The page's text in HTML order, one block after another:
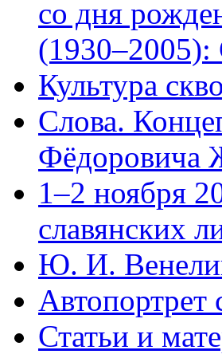
со дня
(1930–2005):
Культура
Слова.
Фёдоровича
1–2 ноября
славянских
Ю. И.
Статьи и